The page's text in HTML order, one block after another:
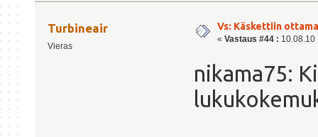
Turbineair
Vieras
Vs: Käskettiin
« Vastaus #44 : 10.08.10
nikama75: